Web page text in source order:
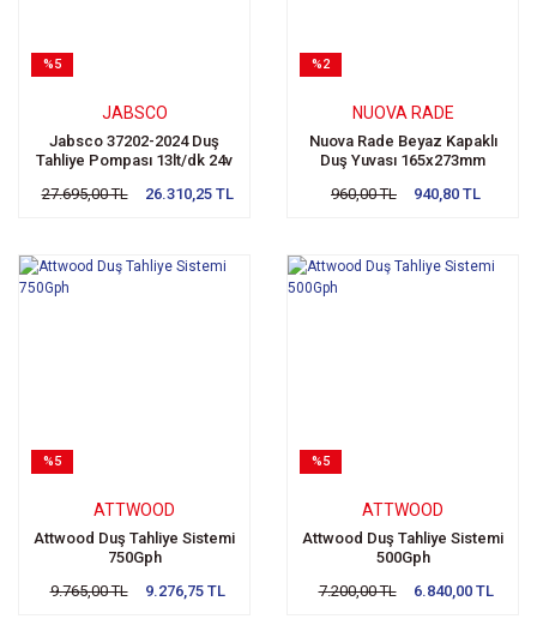
%5
JABSCO
Jabsco 37202-2024 Duş
Tahliye Pompası 13lt/dk 24v
27.695,00 TL
26.310,25 TL
%2
NUOVA RADE
Nuova Rade Beyaz Kapaklı
Duş Yuvası 165x273mm
960,00 TL
940,80 TL
%5
ATTWOOD
Attwood Duş Tahliye Sistemi
750Gph
9.765,00 TL
9.276,75 TL
%5
ATTWOOD
Attwood Duş Tahliye Sistemi
500Gph
7.200,00 TL
6.840,00 TL